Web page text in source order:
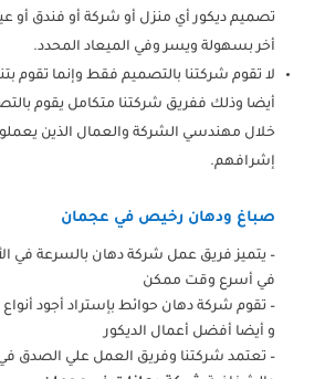
تصميم ديكور أي منزل أو شركة أو فندق أو
أخر بسهولة ويسر وفي الميعاد المحدد.
لا تقوم شركتنا بالتصميم فقط وإنما تقوم
أيضا وذلك ففريق شركتنا متكامل يقوم
خلال مهندسي الشركة والعمال الذين
إشرافهم.
صباغ ودهان رخيص في عجمان
– يتميز فريق عمل شركة دهان بالسرعة في
في أسرع وقت ممكن
– تقوم شركة دهان حوائط بإستراد أجود أنواع
و أيضا أفضل أعمال الديكور
– تعتمد شركتنا وفريق العمل علي الصدق